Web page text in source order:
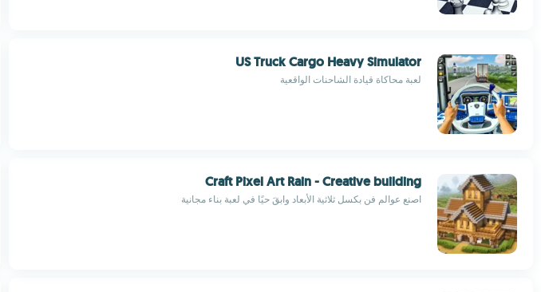
US Truck Cargo Heavy Simulator
لعبة محاكاة قيادة الشاحنات الواقعية
Craft Pixel Art Rain - Creative building
اصنع عوالم فن بكسل ثلاثية الأبعاد وابقَ حيًا في لعبة بناء مجانية